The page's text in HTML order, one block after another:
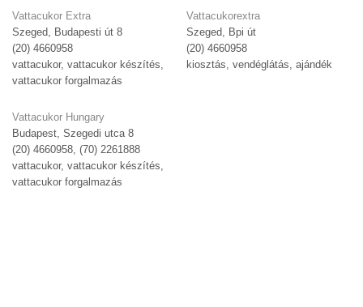
Vattacukor Extra
Szeged, Budapesti út 8
(20) 4660958
vattacukor, vattacukor készítés,
vattacukor forgalmazás
Vattacukor Hungary
Budapest, Szegedi utca 8
(20) 4660958, (70) 2261888
vattacukor, vattacukor készítés,
vattacukor forgalmazás
Vattacukorextra
Szeged, Bpi út
(20) 4660958
kiosztás, vendéglátás, ajándék